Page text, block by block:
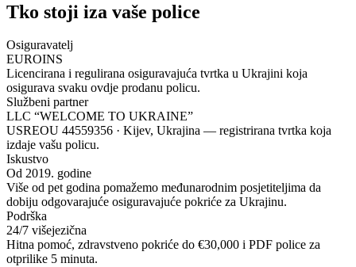
Tko stoji iza vaše police
Osiguravatelj
EUROINS
Licencirana i regulirana osiguravajuća tvrtka u Ukrajini koja
osigurava svaku ovdje prodanu policu.
Službeni partner
LLC “WELCOME TO UKRAINE”
USREOU 44559356 · Kijev, Ukrajina — registrirana tvrtka koja
izdaje vašu policu.
Iskustvo
Od 2019. godine
Više od pet godina pomažemo međunarodnim posjetiteljima da
dobiju odgovarajuće osiguravajuće pokriće za Ukrajinu.
Podrška
24/7 višejezična
Hitna pomoć, zdravstveno pokriće do €30,000 i PDF police za
otprilike 5 minuta.